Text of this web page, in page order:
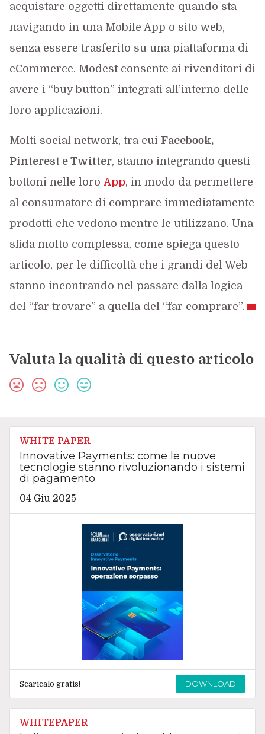
acquistare oggetti direttamente quando sta
navigando in una Mobile App o sito web,
senza essere trasferito su una piattaforma di
eCommerce. Modest consente ai rivenditori di
avere i “buy button” integrati all’interno delle
loro applicazioni.
Molti social network, tra cui Facebook,
Pinterest e Twitter, stanno integrando questi
bottoni nelle loro App, in modo da permettere
al consumatore di comprare immediatamente
prodotti che vedono mentre le utilizzano. Una
sfida molto complessa, come spiega questo
articolo, per le difficoltà che i grandi del Web
stanno incontrando nel passare dalla logica
del “far trovare” a quella del “far comprare”.
Valuta la qualità di questo articolo
WHITE PAPER
Innovative Payments: come le nuove
tecnologie stanno rivoluzionando i sistemi
di pagamento
04 Giu 2025
Scaricalo gratis! DOWNLOAD
WHITEPAPER